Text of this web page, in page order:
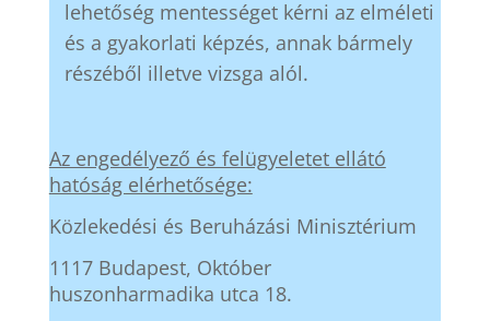
lehetőség mentességet kérni az elméleti
és a gyakorlati képzés, annak bármely
részéből illetve vizsga alól.
Az engedélyező és felügyeletet ellátó
hatóság elérhetősége:
Közlekedési és Beruházási Minisztérium
1117 Budapest, Október
huszonharmadika utca 18.